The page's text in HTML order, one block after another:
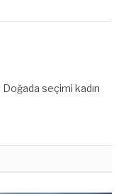
Doğada seçimi kadın